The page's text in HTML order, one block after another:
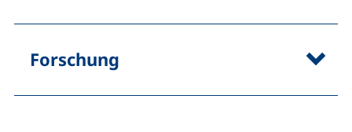
Forschung